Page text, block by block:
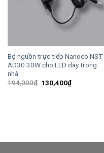
Bộ nguồn trực tiếp Nanoco NST-
AD30 30W cho LED dây trong
nhà
194,000₫ Giá
130,400₫Giá
hiện